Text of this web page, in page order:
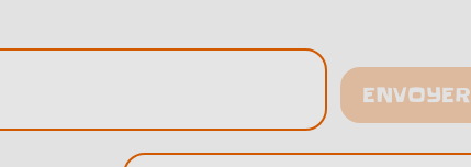
ENVOYER